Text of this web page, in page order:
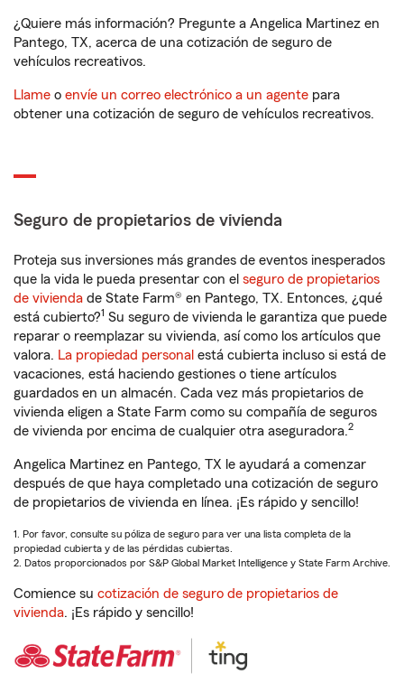
¿Quiere más información? Pregunte a Angelica Martinez en
Pantego, TX, acerca de una cotización de seguro de
vehículos recreativos.
Llame o envíe un correo electrónico a un agente para
obtener una cotización de seguro de vehículos recreativos.
Seguro de propietarios de vivienda
Proteja sus inversiones más grandes de eventos inesperados
que la vida le pueda presentar con el seguro de propietarios
de vivienda de State Farm® en Pantego, TX. Entonces, ¿qué
está cubierto?1 Su seguro de vivienda le garantiza que puede
reparar o reemplazar su vivienda, así como los artículos que
valora. La propiedad personal está cubierta incluso si está de
vacaciones, está haciendo gestiones o tiene artículos
guardados en un almacén. Cada vez más propietarios de
vivienda eligen a State Farm como su compañía de seguros
de vivienda por encima de cualquier otra aseguradora.2
Angelica Martinez en Pantego, TX le ayudará a comenzar
después de que haya completado una cotización de seguro
de propietarios de vivienda en línea. ¡Es rápido y sencillo!
1. Por favor, consulte su póliza de seguro para ver una lista completa de la
propiedad cubierta y de las pérdidas cubiertas.
2. Datos proporcionados por S&P Global Market Intelligence y State Farm Archive.
Comience su cotización de seguro de propietarios de
vivienda. ¡Es rápido y sencillo!